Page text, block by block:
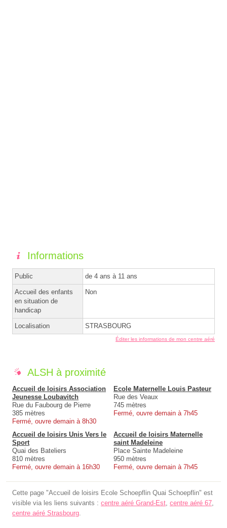
Informations
Public de 4 ans à 11 ans
Accueil des enfants
en situation de
handicap
Non
Localisation STRASBOURG
Éditer les informations de mon centre aéré
ALSH à proximité
Accueil de loisirs Association
Jeunesse Loubavitch
Rue du Faubourg de Pierre
385 mètres
Fermé, ouvre demain à 8h30
Ecole Maternelle Louis Pasteur
Rue des Veaux
745 mètres
Fermé, ouvre demain à 7h45
Accueil de loisirs Unis Vers le
Sport
Quai des Bateliers
810 mètres
Fermé, ouvre demain à 16h30
Accueil de loisirs Maternelle
saint Madeleine
Place Sainte Madeleine
950 mètres
Fermé, ouvre demain à 7h45
Cette page "Accueil de loisirs Ecole Schoepflin Quai Schoepflin" est
visible via les liens suivants : centre aéré Grand-Est, centre aéré 67,
centre aéré Strasbourg.